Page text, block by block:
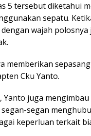
5 tersebut diketahui
sepatu.
wajah polosnya
memberikan
Cku Yanto.
Yanto juga
segan
keperluan terkait